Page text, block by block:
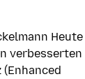
Heute
verbesserten